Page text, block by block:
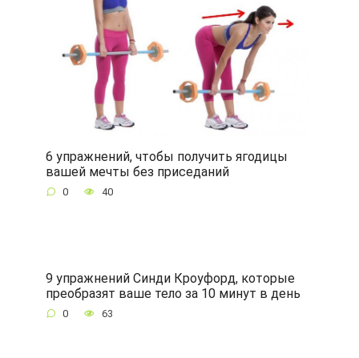
6 упражнений, чтобы получить ягодицы
вашей мечты без приседаний
0 40
9 упражнений Синди Кроуфорд, которые
преобразят ваше тело за 10 минут в день
0 63